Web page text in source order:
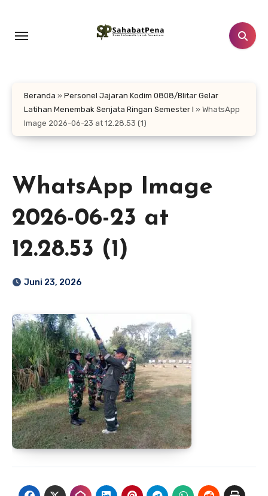
konten
Beranda » Personel Jajaran Kodim 0808/Blitar Gelar
Latihan Menembak Senjata Ringan Semester I » WhatsApp
Image 2026-06-23 at 12.28.53 (1)
WhatsApp Image
2026-06-23 at
12.28.53 (1)
Juni 23, 2026